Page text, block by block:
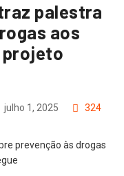
palestra
aos
projeto
julho 1, 2025 324